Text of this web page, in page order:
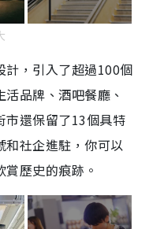
計，引入了超過100個
品牌、酒吧餐廳、
市還保留了13個具特
社企進駐，你可以
歷史的痕跡。